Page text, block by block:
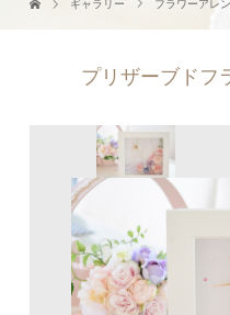
ギャラリー フラワーアレ
プリザーブドフ